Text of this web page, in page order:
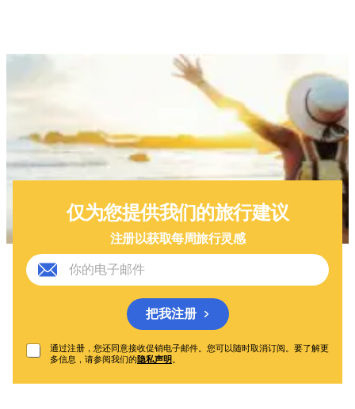
仅为您提供我们的旅行建议
注册以获取每周旅行灵感
通过注册，您还同意接收促销电子邮件。您可以随时取消订阅。要了解更
多信息，请参阅我们的隐私声明。
把我注册